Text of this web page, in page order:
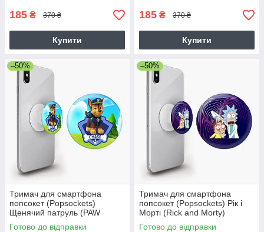
185 ₴ 370 ₴
Купити
185 ₴ 370 ₴
Купити
–50%
Тримач для смартфона
попсокет (Popsockets)
Щенячий патруль (PAW
Patrol)
Готово до відправки
–50%
Тримач для смартфона
попсокет (Popsockets) Рік і
Морті (Rick and Morty)
Готово до відправки